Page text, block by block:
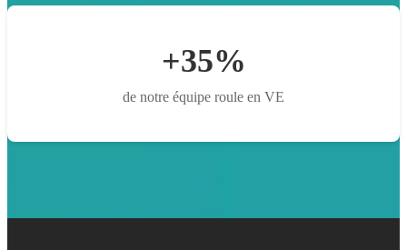
+35%
de notre équipe roule en VE